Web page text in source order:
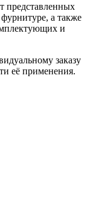
представленных
а также
и
заказу
её применения.